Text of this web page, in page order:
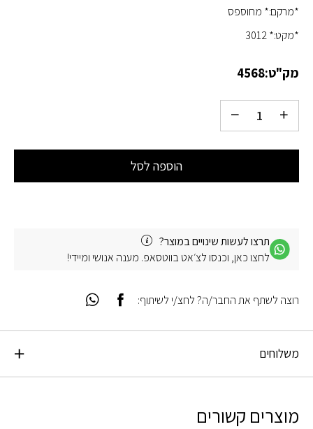
*מרקם:* מחוספס
*מקט:* 3012
מק"ט:4568
הוספה לסל
תרצו לעשות שינויים במוצר?
לחצו כאן, וכנסו לצ׳אט בווטסאפ. מענה אנושי ומיידי!
משלוחים
רוצה לשתף את החבר/ה? לחצ/י לשיתוף:
מוצרים קשורים